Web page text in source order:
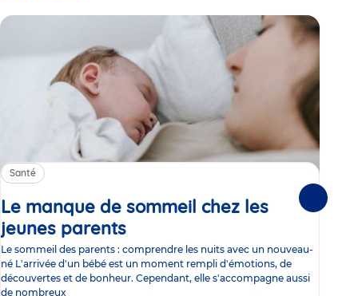
Santé
Le manque de sommeil chez les
jeunes parents
Le sommeil des parents : comprendre les nuits avec un nouveau-
né L'arrivée d'un bébé est un moment rempli d'émotions, de
découvertes et de bonheur. Cependant, elle s'accompagne aussi
de nombreux